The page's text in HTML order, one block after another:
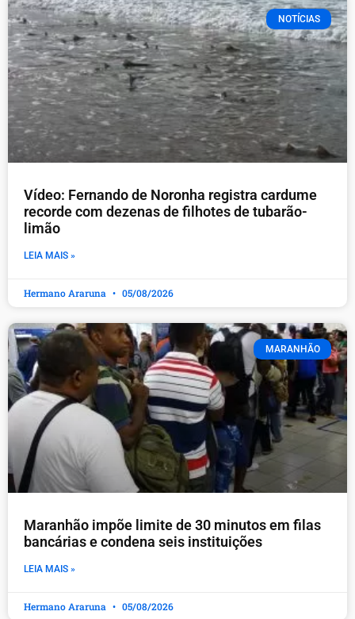
NOTÍCIAS
Vídeo: Fernando de Noronha registra cardume
recorde com dezenas de filhotes de tubarão-
limão
LEIA MAIS »
Hermano Araruna 05/08/2026
MARANHÃO
Maranhão impõe limite de 30 minutos em filas
bancárias e condena seis instituições
LEIA MAIS »
Hermano Araruna 05/08/2026